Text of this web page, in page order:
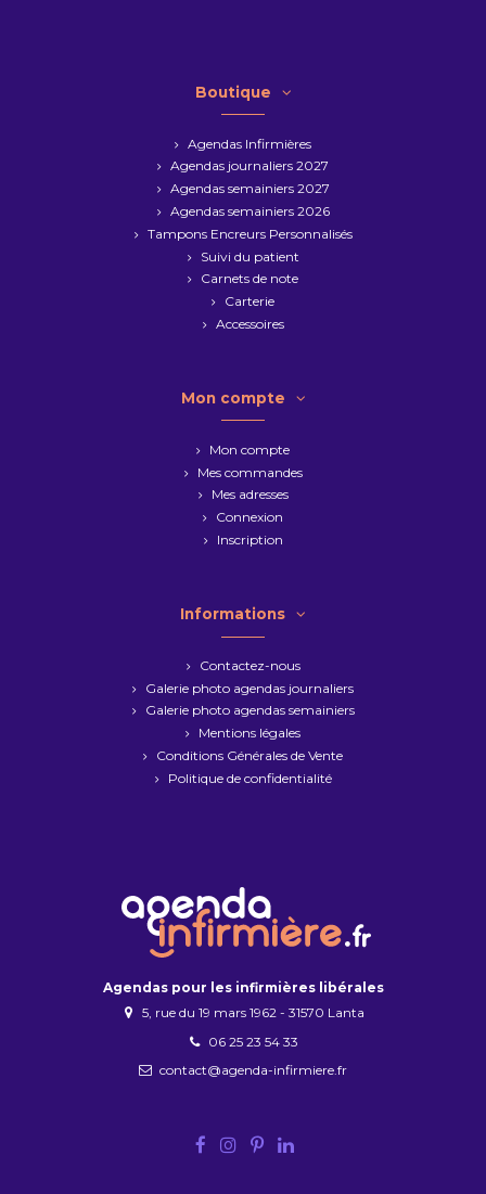
Boutique
Agendas Infirmières
Agendas journaliers 2027
Agendas semainiers 2027
Agendas semainiers 2026
Tampons Encreurs Personnalisés
Suivi du patient
Carnets de note
Carterie
Accessoires
Mon compte
Mon compte
Mes commandes
Mes adresses
Connexion
Inscription
Informations
Contactez-nous
Galerie photo agendas journaliers
Galerie photo agendas semainiers
Mentions légales
Conditions Générales de Vente
Politique de confidentialité
Agendas pour les infirmières libérales
5, rue du 19 mars 1962 - 31570 Lanta
06 25 23 54 33
contact@agenda-infirmiere.fr